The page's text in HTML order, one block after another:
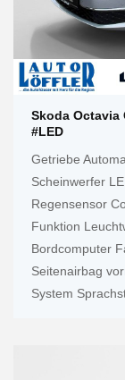
Skoda Octavia
#LED
Getriebe
Scheinwerfer
Regensensor
Funktion
Bordcomputer
Seitenairbag
System